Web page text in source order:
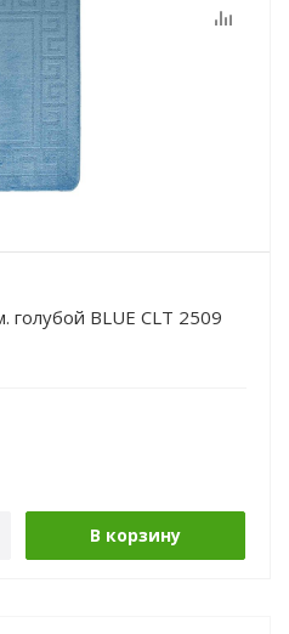
BLUE CLT 2509
В корзину